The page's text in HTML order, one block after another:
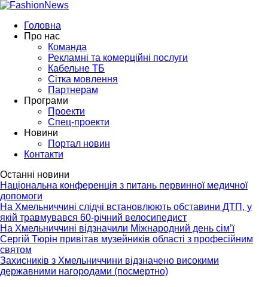
Головна
Про нас
Команда
Рекламні та комерційні послуги
Кабельне ТБ
Сітка мовлення
Партнерам
Програми
Проекти
Спец-проекти
Новини
Портал новин
Контакти
Останні новини
Національна конференція з питань первинної медичної
допомоги
На Хмельниччині слідчі встановлюють обставини ДТП, у
якій травмувався 60-річний велосипедист
На Хмельниччині відзначили Міжнародний день сім’ї
Сергій Тюрін привітав музейників області з професійним
святом
Захисників з Хмельниччини відзначено високими
державними нагородами (посмертно)